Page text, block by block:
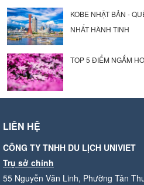
KOBE NHẬT BẢN -
NHẤT HÀNH TINH
TOP 5 ĐIỂM NGẮM
LIÊN HỆ
CÔNG TY TNHH DU LỊCH UNIVIET
Trụ sở chính
55 Nguyễn Văn Linh, Phường Tân